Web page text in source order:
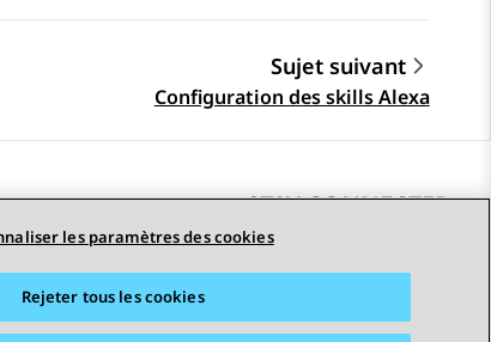
Sujet suivant
Configuration des skills Alexa
STAY CONNECTED
Accessibilité © 2026 Avaya LLC
les paramètres des cookies
Rejeter tous les cookies